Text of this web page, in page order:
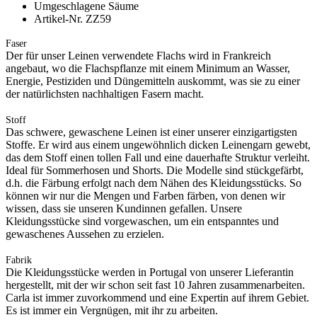
Umgeschlagene Säume
Artikel-Nr. ZZ59
Faser
Der für unser Leinen verwendete Flachs wird in Frankreich
angebaut, wo die Flachspflanze mit einem Minimum an Wasser,
Energie, Pestiziden und Düngemitteln auskommt, was sie zu einer
der natürlichsten nachhaltigen Fasern macht.
Stoff
Das schwere, gewaschene Leinen ist einer unserer einzigartigsten
Stoffe. Er wird aus einem ungewöhnlich dicken Leinengarn gewebt,
das dem Stoff einen tollen Fall und eine dauerhafte Struktur verleiht.
Ideal für Sommerhosen und Shorts. Die Modelle sind stückgefärbt,
d.h. die Färbung erfolgt nach dem Nähen des Kleidungsstücks. So
können wir nur die Mengen und Farben färben, von denen wir
wissen, dass sie unseren Kundinnen gefallen. Unsere
Kleidungsstücke sind vorgewaschen, um ein entspanntes und
gewaschenes Aussehen zu erzielen.
Fabrik
Die Kleidungsstücke werden in Portugal von unserer Lieferantin
hergestellt, mit der wir schon seit fast 10 Jahren zusammenarbeiten.
Carla ist immer zuvorkommend und eine Expertin auf ihrem Gebiet.
Es ist immer ein Vergnügen, mit ihr zu arbeiten.